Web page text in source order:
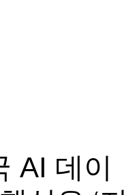
AI 데이